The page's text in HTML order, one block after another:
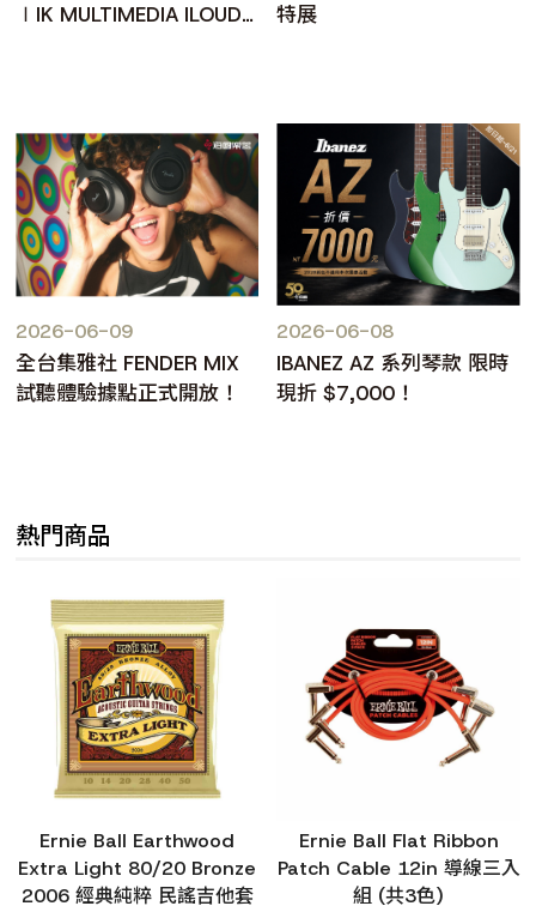
∣IK MULTIMEDIA ILOUD
特展
2026-06-09
全台集雅社 FENDER MIX
試聽體驗據點正式開放！
2026-06-08
IBANEZ AZ 系列琴款 限時
現折 $7,000！
熱門商品
Ernie Ball Earthwood
Extra Light 80/20 Bronze
2006 經典純粹 民謠吉他套
Ernie Ball Flat Ribbon
Patch Cable 12in 導線三入
組 (共3色)